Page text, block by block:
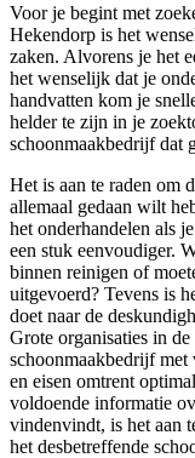
Voor je begint met
Hekendorp is het
zaken. Alvorens je het
het wenselijk dat je
handvatten kom je
helder te zijn in je
schoonmaakbedrijf dat
Het is aan te raden om
allemaal gedaan wilt
het onderhandelen als
een stuk eenvoudiger.
binnen reinigen of
uitgevoerd? Tevens is
doet naar de
Grote organisaties in
schoonmaakbedrijf met
en eisen omtrent
voldoende informatie
vindenvindt, is het aan
het desbetreffende